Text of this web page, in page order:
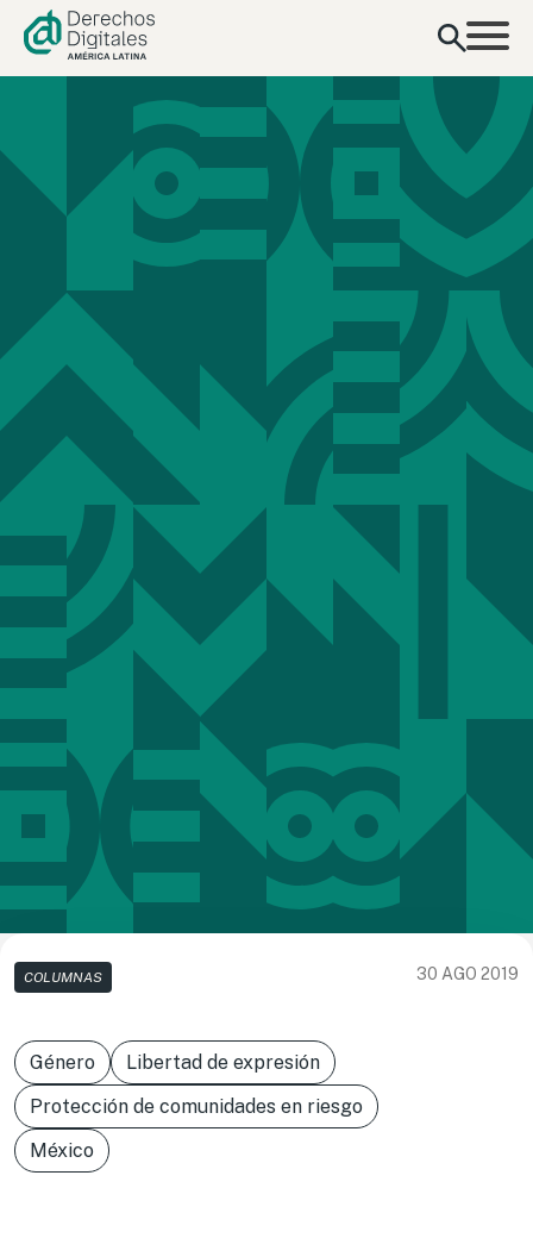
contenido
COLUMNAS 30 AGO 2019
Género
Libertad de expresión
Protección de comunidades en riesgo
México